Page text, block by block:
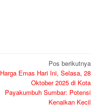
Pos berikutnya
Harga Emas Hari Ini, Selasa, 28
Oktober 2025 di Kota
Payakumbuh Sumbar: Potensi
Kenaikan Kecil